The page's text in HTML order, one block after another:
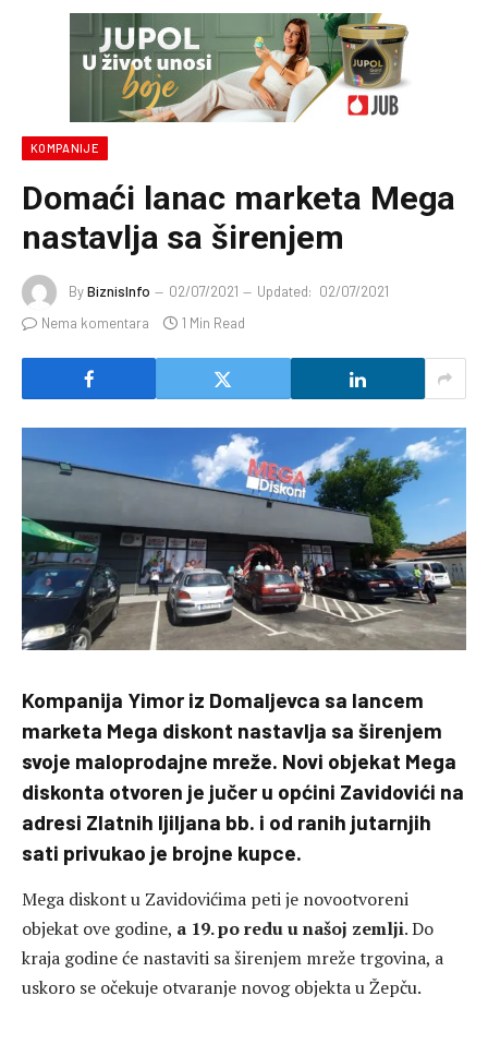
KOMPANIJE
Domaći lanac marketa Mega
nastavlja sa širenjem
ByBiznisInfo 02/07/2021 Updated: 02/07/2021
Nema komentara
1 Min Read
Kompanija Yimor iz Domaljevca sa lancem
marketa Mega diskont nastavlja sa širenjem
svoje maloprodajne mreže. Novi objekat Mega
diskonta otvoren je jučer u općini Zavidovići na
adresi Zlatnih ljiljana bb. i od ranih jutarnjih
sati privukao je brojne kupce.
Mega diskont u Zavidovićima peti je novootvoreni
objekat ove godine, a 19. po redu u našoj zemlji. Do
kraja godine će nastaviti sa širenjem mreže trgovina, a
uskoro se očekuje otvaranje novog objekta u Žepču.